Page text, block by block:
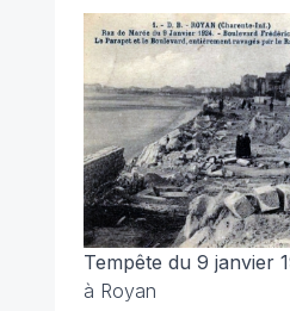
Tempête du 9 janvier
à Royan